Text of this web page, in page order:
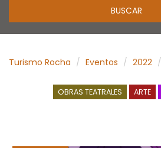
Turismo Rocha Eventos 2022
OBRAS TEATRALES ARTE